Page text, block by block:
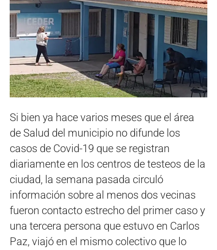
Si bien ya hace varios meses que el área
de Salud del municipio no difunde los
casos de Covid-19 que se registran
diariamente en los centros de testeos de la
ciudad, la semana pasada circuló
información sobre al menos dos vecinas
fueron contacto estrecho del primer caso y
una tercera persona que estuvo en Carlos
Paz, viajó en el mismo colectivo que lo